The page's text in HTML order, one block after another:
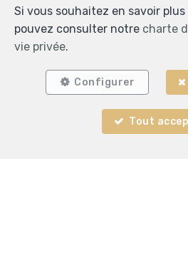
Si vous souhaitez en savoir
pouvez consulter notre charte
vie privée.
Configurer
Tout
King's
Olmenlaan
—
1750
0499 21